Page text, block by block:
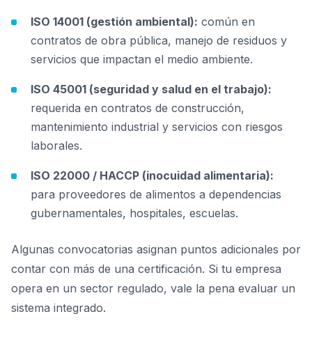
ISO 14001 (gestión ambiental): común en
contratos de obra pública, manejo de residuos y
servicios que impactan el medio ambiente.
ISO 45001 (seguridad y salud en el trabajo):
requerida en contratos de construcción,
mantenimiento industrial y servicios con riesgos
laborales.
ISO 22000 / HACCP (inocuidad alimentaria):
para proveedores de alimentos a dependencias
gubernamentales, hospitales, escuelas.
Algunas convocatorias asignan puntos adicionales por
contar con más de una certificación. Si tu empresa
opera en un sector regulado, vale la pena evaluar un
sistema integrado.